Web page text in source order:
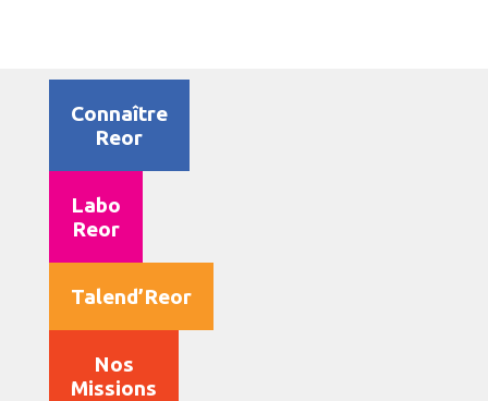
Connaître
Reor
Labo
Reor
Talend’Reor
Nos
Missions